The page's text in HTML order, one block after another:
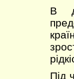
В
Під